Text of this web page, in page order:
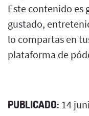
Este contenido es
gustado,
lo compartas en
plataforma de
PUBLICADO: 14